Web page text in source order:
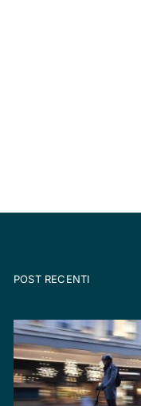
POST RECENTI